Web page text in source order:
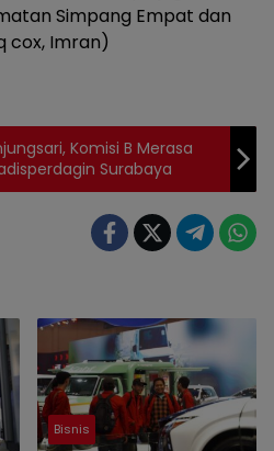
Simpang Empat dan
cox, Imran)
Komisi B Merasa
Surabaya
Bisnis